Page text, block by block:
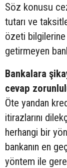
Söz konusu
tutarı ve
özeti
getirmeyen
Bankalara
cevap
Öte yandan
itirazlarını
herhangi bir
bankanın en
yöntem ile